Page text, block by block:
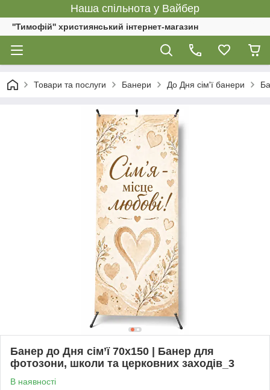
Наша спільнота у Вайбер
''Тимофій'' християнський інтернет-магазин
Товари та послуги Банери До Дня сім'ї банери
Банер до Дня сім’ї 70х150 | Банер для
фотозони, школи та церковних заходів_3
В наявності